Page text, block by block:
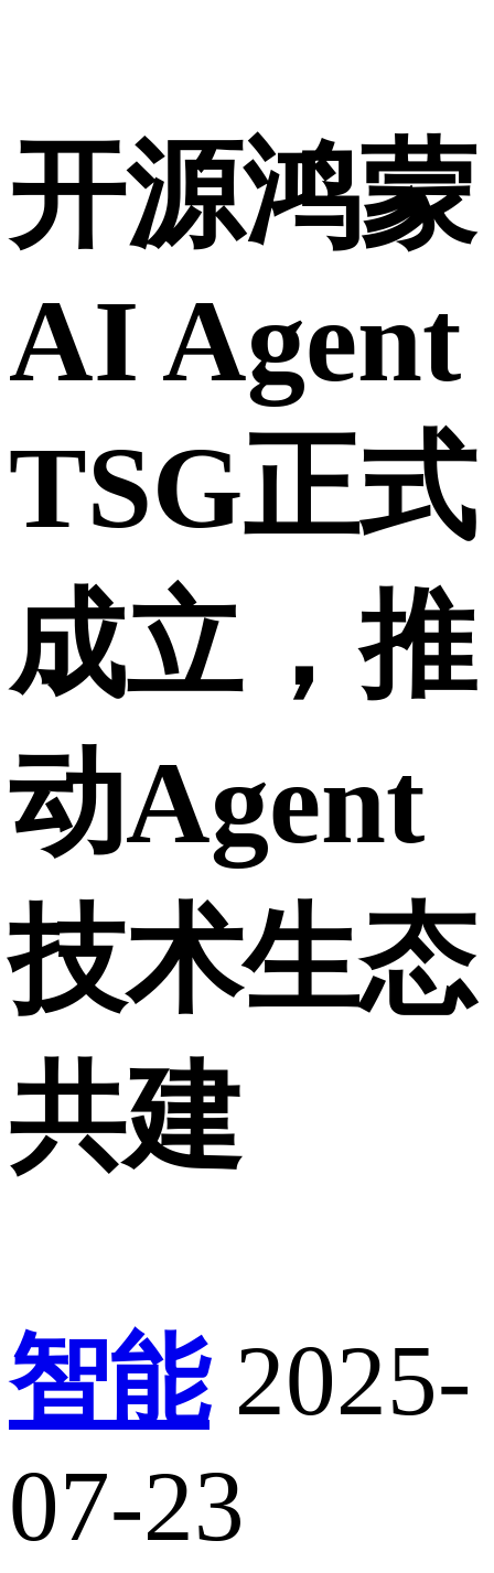
开源鸿蒙
AI Agent
TSG正式
成立，推
动Agent
技术生态
共建
智能 2025-
07-23